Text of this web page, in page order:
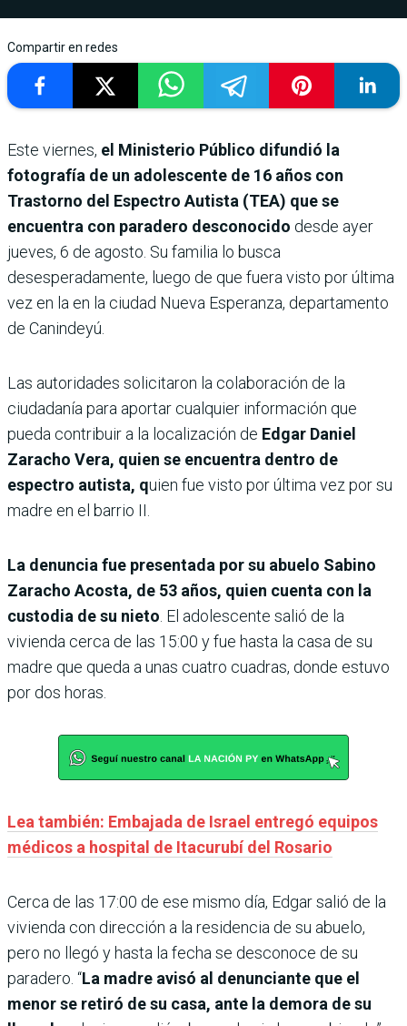
Compartir en redes
Este viernes, el Ministerio Público difundió la
fotografía de un adolescente de 16 años con
Trastorno del Espectro Autista (TEA) que se
encuentra con paradero desconocido desde ayer
jueves, 6 de agosto. Su familia lo busca
desesperadamente, luego de que fuera visto por última
vez en la en la ciudad Nueva Esperanza, departamento
de Canindeyú.
Las autoridades solicitaron la colaboración de la
ciudadanía para aportar cualquier información que
pueda contribuir a la localización de Edgar Daniel
Zaracho Vera, quien se encuentra dentro de
espectro autista, quien fue visto por última vez por su
madre en el barrio II.
La denuncia fue presentada por su abuelo Sabino
Zaracho Acosta, de 53 años, quien cuenta con la
custodia de su nieto. El adolescente salió de la
vivienda cerca de las 15:00 y fue hasta la casa de su
madre que queda a unas cuatro cuadras, donde estuvo
por dos horas.
Lea también: Embajada de Israel entregó equipos
médicos a hospital de Itacurubí del Rosario
Cerca de las 17:00 de ese mismo día, Edgar salió de la
vivienda con dirección a la residencia de su abuelo,
pero no llegó y hasta la fecha se desconoce de su
paradero. “La madre avisó al denunciante que el
menor se retiró de su casa, ante la demora de su